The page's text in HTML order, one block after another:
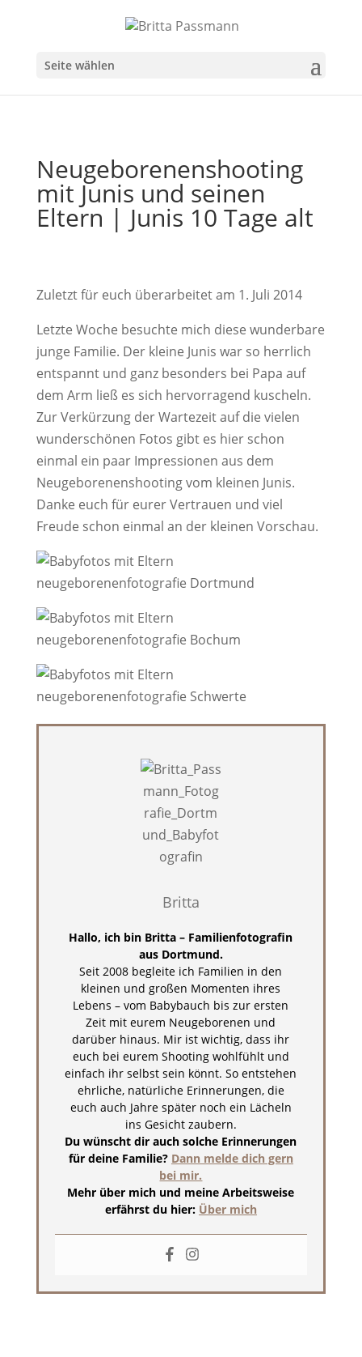
Seite wählen
Neugeborenenshooting
mit Junis und seinen
Eltern | Junis 10 Tage alt
Zuletzt für euch überarbeitet am 1. Juli 2014
Letzte Woche besuchte mich diese wunderbare
junge Familie. Der kleine Junis war so herrlich
entspannt und ganz besonders bei Papa auf
dem Arm ließ es sich hervorragend kuscheln.
Zur Verkürzung der Wartezeit auf die vielen
wunderschönen Fotos gibt es hier schon
einmal ein paar Impressionen aus dem
Neugeborenenshooting vom kleinen Junis.
Danke euch für eurer Vertrauen und viel
Freude schon einmal an der kleinen Vorschau.
Britta
Hallo, ich bin Britta – Familienfotografin
aus Dortmund.
Seit 2008 begleite ich Familien in den
kleinen und großen Momenten ihres
Lebens – vom Babybauch bis zur ersten
Zeit mit eurem Neugeborenen und
darüber hinaus. Mir ist wichtig, dass ihr
euch bei eurem Shooting wohlfühlt und
einfach ihr selbst sein könnt. So entstehen
ehrliche, natürliche Erinnerungen, die
euch auch Jahre später noch ein Lächeln
ins Gesicht zaubern.
Du wünscht dir auch solche Erinnerungen
für deine Familie? Dann melde dich gern
bei mir.
Mehr über mich und meine Arbeitsweise
erfährst du hier: Über mich